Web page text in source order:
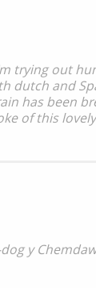
trying out
dutch and
has been
of this
y